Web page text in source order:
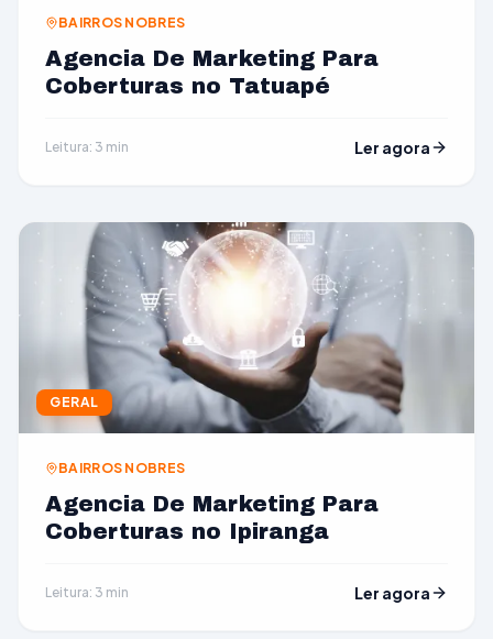
BAIRROS NOBRES
Agencia De Marketing Para
Coberturas no Tatuapé
Leitura: 3 min Ler agora
GERAL
BAIRROS NOBRES
Agencia De Marketing Para
Coberturas no Ipiranga
Leitura: 3 min Ler agora